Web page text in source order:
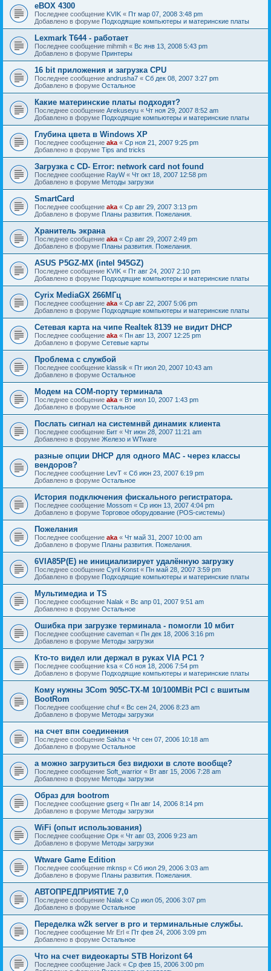
eBOX 4300
Последнее сообщение KVIK « Пт мар 07, 2008 3:48 pm
Добавлено в форуме Подходящие компьютеры и материнские платы
Lexmark T644 - работает
Последнее сообщение mihmih « Вс янв 13, 2008 5:43 pm
Добавлено в форуме Принтеры
16 bit приложения и загрузка CPU
Последнее сообщение andrusha7 « Сб дек 08, 2007 3:27 pm
Добавлено в форуме Остальное
Какие материнские платы подходят?
Последнее сообщение Arekuseyu « Чт ноя 29, 2007 8:52 am
Добавлено в форуме Подходящие компьютеры и материнские платы
Глубина цвета в Windows XP
Последнее сообщение aka « Ср ноя 21, 2007 9:25 pm
Добавлено в форуме Tips and tricks
Загрузка с CD- Error: network card not found
Последнее сообщение RayW« Чт окт 18, 2007 12:58 pm
Добавлено в форуме Методы загрузки
SmartCard
Последнее сообщение aka « Ср авг 29, 2007 3:13 pm
Добавлено в форуме Планы развития. Пожелания.
Хранитель экрана
Последнее сообщение aka « Ср авг 29, 2007 2:49 pm
Добавлено в форуме Планы развития. Пожелания.
ASUS P5GZ-MX (intel 945GZ)
Последнее сообщение KVIK « Пт авг 24, 2007 2:10 pm
Добавлено в форуме Подходящие компьютеры и материнские платы
Cyrix MediaGX 266МГц
Последнее сообщение aka « Ср авг 22, 2007 5:06 pm
Добавлено в форуме Подходящие компьютеры и материнские платы
Сетевая карта на чипе Realtek 8139 не видит DHCP
Последнее сообщение aka « Пн авг 13, 2007 12:25 pm
Добавлено в форуме Сетевые карты
Проблема с службой
Последнее сообщение klassik « Пт июл 20, 2007 10:43 am
Добавлено в форуме Остальное
Модем на COM-порту терминала
Последнее сообщение aka « Вт июл 10, 2007 1:43 pm
Добавлено в форуме Остальное
Послать сигнал на системнвй динамик клиента
Последнее сообщение Бит « Чт июн 28, 2007 11:21 am
Добавлено в форуме Железо и WTware
разные опции DHCP для одного MAC - через классы
вендоров?
Последнее сообщение LevT « Сб июн 23, 2007 6:19 pm
Добавлено в форуме Остальное
История подключения фискального регистратора.
Последнее сообщение Mossom « Ср июн 13, 2007 4:04 pm
Добавлено в форуме Торговое оборудование (POS-системы)
Пожелания
Последнее сообщение aka « Чт май 31, 2007 10:00 am
Добавлено в форуме Планы развития. Пожелания.
6VIA85P(E) не инициализирует удалённую загрузку
Последнее сообщение Cyril Konst « Пн май 28, 2007 3:59 pm
Добавлено в форуме Подходящие компьютеры и материнские платы
Мультимедиа и TS
Последнее сообщение Nalak « Вс апр 01, 2007 9:51 am
Добавлено в форуме Остальное
Ошибка при загрузке терминала - помогли 10 мбит
Последнее сообщение caveman « Пн дек 18, 2006 3:16 pm
Добавлено в форуме Методы загрузки
Кто-то видел или держал в руках VIA PC1 ?
Последнее сообщение ksa « Сб ноя 18, 2006 7:54 pm
Добавлено в форуме Подходящие компьютеры и материнские платы
Кому нужны 3Com 905C-TX-M 10/100MBit PCI с вшитым
BootRom
Последнее сообщение chuf « Вс сен 24, 2006 8:23 am
Добавлено в форуме Методы загрузки
на счет впн соединения
Последнее сообщение Sakha « Чт сен 07, 2006 10:18 am
Добавлено в форуме Остальное
а можно загрузиться без видюхи в слоте вообще?
Последнее сообщение Soft_warrior « Вт авг 15, 2006 7:28 am
Добавлено в форуме Методы загрузки
Образ для bootrom
Последнее сообщение gserg « Пн авг 14, 2006 8:14 pm
Добавлено в форуме Методы загрузки
WiFi (опыт использования)
Последнее сообщение Орк « Чт авг 03, 2006 9:23 am
Добавлено в форуме Методы загрузки
Wtware Game Edition
Последнее сообщение mknsp « Сб июл 29, 2006 3:03 am
Добавлено в форуме Планы развития. Пожелания.
АВТОПРЕДПРИЯТИЕ 7,0
Последнее сообщение Nalak « Ср июл 05, 2006 3:07 pm
Добавлено в форуме Остальное
Переделка w2k server в pro и терминальные службы.
Последнее сообщение Mr Erl « Пт фев 24, 2006 3:09 pm
Добавлено в форуме Остальное
Что на счет видеокарты STB Horizont 64
Последнее сообщение Jack « Ср фев 15, 2006 3:00 pm